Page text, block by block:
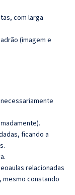
com larga
(imagem e
ficando a
relacionadas
constando